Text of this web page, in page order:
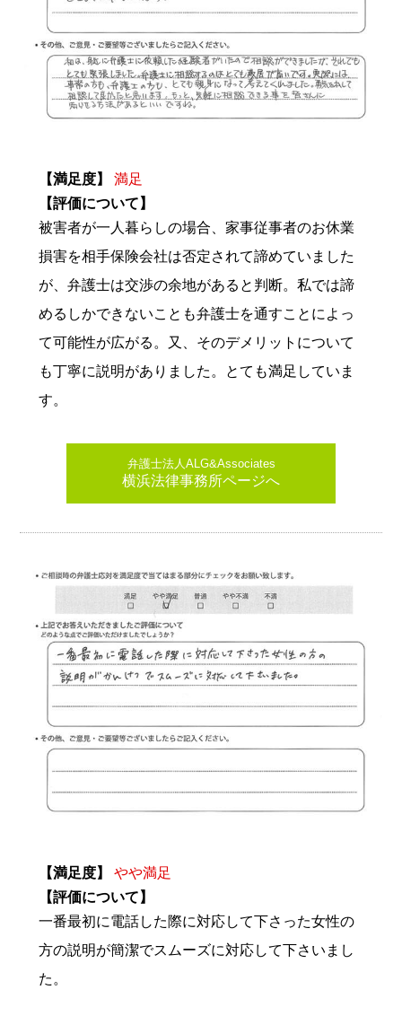
【満足度】
満足
【評価について】
被害者が一人暮らしの場合、家事従事者のお休業
損害を相手保険会社は否定されて諦めていました
が、弁護士は交渉の余地があると判断。私では諦
めるしかできないことも弁護士を通すことによっ
て可能性が広がる。又、そのデメリットについて
も丁寧に説明がありました。とても満足していま
す。
弁護士法人ALG&Associates
横浜法律事務所ページへ
【満足度】
やや満足
【評価について】
一番最初に電話した際に対応して下さった女性の
方の説明が簡潔でスムーズに対応して下さいまし
た。